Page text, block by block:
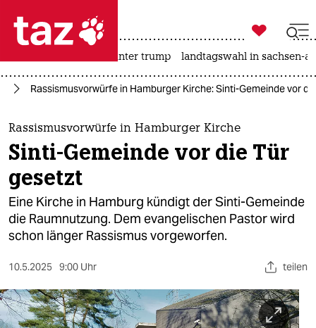
 taz zahl ich
taz zahl ich
themen
politik
öko
gesellschaft
sport
berlin

taz zahl ich
usa unter trump landtagswahl in sachsen-
Rassismusvorwürfe in Hamburger Kirche: Sinti-Gemeinde vor
Rassismusvorwürfe in Hamburger Kirche
Sinti-Gemeinde vor die Tür
gesetzt
Eine Kirche in Hamburg kündigt der Sinti-Gemeinde
die Raumnutzung. Dem evangelischen Pastor wird
schon länger Rassismus vorgeworfen.
10.5.2025 9:00 Uhr teilen